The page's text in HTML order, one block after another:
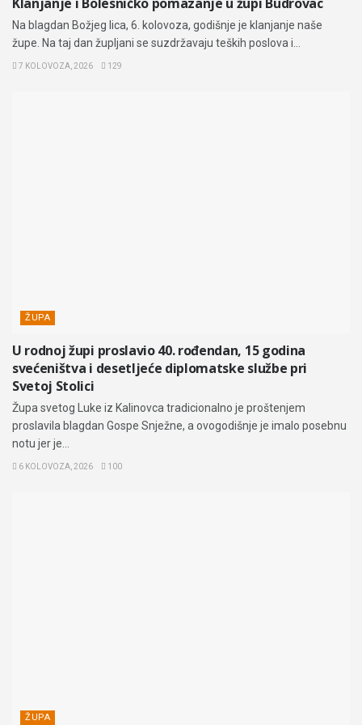
Na blagdan Božjeg lica, 6. kolovoza, godišnje je klanjanje naše
župe. Na taj dan župljani se suzdržavaju teških poslova i...
7 KOLOVOZA, 2026 129
ŽUPA
U rodnoj župi proslavio 40. rođendan, 15 godina
svećeništva i desetljeće diplomatske službe pri
Svetoj Stolici
Župa svetog Luke iz Kalinovca tradicionalno je proštenjem
proslavila blagdan Gospe Snježne, a ovogodišnje je imalo posebnu
notu jer je...
6 KOLOVOZA, 2026 100
ŽUPA